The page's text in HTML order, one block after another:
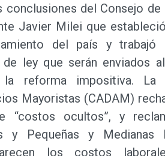
conclusiones del Consejo
Javier Milei que
del país y
ley que serán enviados
reforma impositiva. La
Mayoristas (CADAM)
“costos ocultos”, y
y Pequeñas y Medianas
los costos